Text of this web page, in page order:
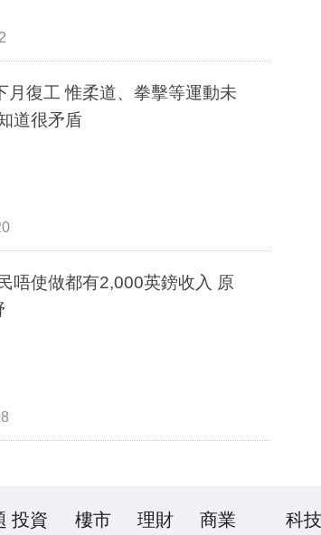
月復工 惟柔道、拳擊等運動未
道很矛盾
唔使做都有2,000英鎊收入 原
投資 樓市 理財 商業 科技